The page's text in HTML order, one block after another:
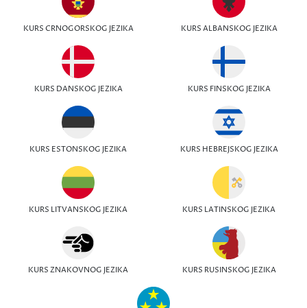
KURS CRNOGORSKOG JEZIKA KURS ALBANSKOG JEZIKA
KURS DANSKOG JEZIKA KURS FINSKOG JEZIKA
KURS ESTONSKOG JEZIKA KURS HEBREJSKOG JEZIKA
KURS LITVANSKOG JEZIKA KURS LATINSKOG JEZIKA
KURS ZNAKOVNOG JEZIKA KURS RUSINSKOG JEZIKA